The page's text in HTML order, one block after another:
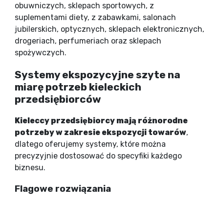
obuwniczych, sklepach sportowych, z
suplementami diety, z zabawkami, salonach
jubilerskich, optycznych, sklepach elektronicznych,
drogeriach, perfumeriach oraz sklepach
spożywczych.
Systemy ekspozycyjne szyte na
miarę potrzeb kieleckich
przedsiębiorców
Kieleccy przedsiębiorcy mają różnorodne
potrzeby w zakresie ekspozycji towarów,
dlatego oferujemy systemy, które można
precyzyjnie dostosować do specyfiki każdego
biznesu.
Flagowe rozwiązania